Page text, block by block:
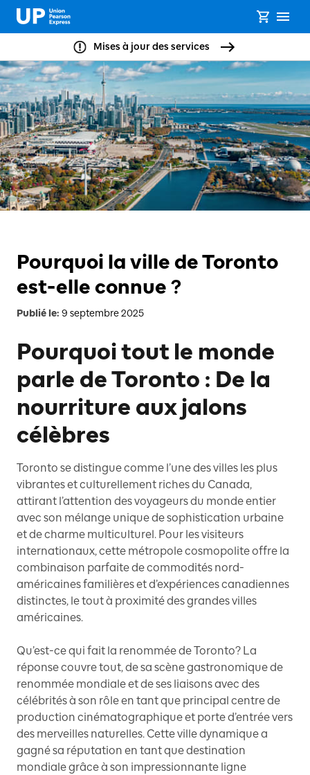
Mises à jour des services
Pourquoi la ville de Toronto
est-elle connue ?
Publié le: 9 septembre 2025
Pourquoi tout le monde
parle de Toronto : De la
nourriture aux jalons
célèbres
Toronto se distingue comme l’une des villes les plus
vibrantes et culturellement riches du Canada,
attirant l’attention des voyageurs du monde entier
avec son mélange unique de sophistication urbaine
et de charme multiculturel. Pour les visiteurs
internationaux, cette métropole cosmopolite offre la
combinaison parfaite de commodités nord-
américaines familières et d’expériences canadiennes
distinctes, le tout à proximité des grandes villes
américaines.
Qu’est-ce qui fait la renommée de Toronto? La
réponse couvre tout, de sa scène gastronomique de
renommée mondiale et de ses liaisons avec des
célébrités à son rôle en tant que principal centre de
production cinématographique et porte d’entrée vers
des merveilles naturelles. Cette ville dynamique a
gagné sa réputation en tant que destination
mondiale grâce à son impressionnante ligne